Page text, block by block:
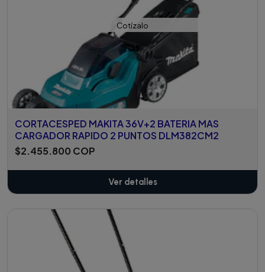
Cotízalo
CORTACESPED MAKITA 36V+2 BATERIA MAS
CARGADOR RAPIDO 2 PUNTOS DLM382CM2
$2.455.800 COP
Ver detalles